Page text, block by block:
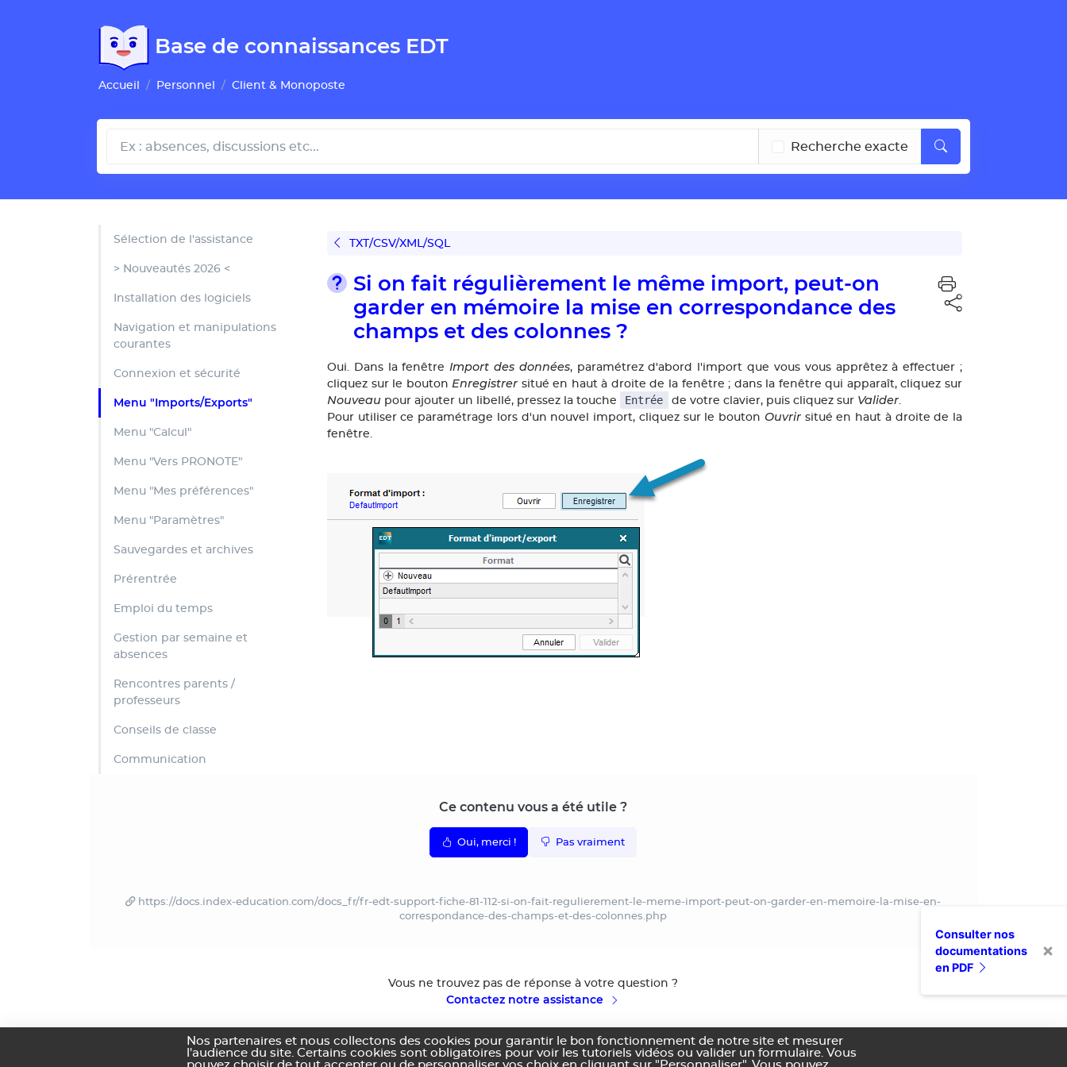
Base de connaissances EDT
Accueil Personnel Client & Monoposte
Recherche exacte
Sélection de l'assistance
> Nouveautés 2026 <
Installation des logiciels
Navigation et manipulations
courantes
Connexion et sécurité
Menu "Imports/Exports"
Menu "Calcul"
Menu "Vers PRONOTE"
Menu "Mes préférences"
Menu "Paramètres"
Sauvegardes et archives
Prérentrée
Emploi du temps
Gestion par semaine et
absences
Rencontres parents /
professeurs
Conseils de classe
Communication
TXT/CSV/XML/SQL
Si on fait régulièrement le même import, peut-on
garder en mémoire la mise en correspondance des
champs et des colonnes ?
Oui. Dans la fenêtreImport des données, paramétrez d'abord l'import que vous vous apprêtez à effectuer ;
cliquez sur le boutonEnregistrer situé en haut à droite de la fenêtre ; dans la fenêtre qui apparaît, cliquez sur
Nouveau pour ajouter un libellé, pressez la touche Entrée de votre clavier, puis cliquez sur Valider.
Pour utiliser ce paramétrage lors d'un nouvel import, cliquez sur le bouton Ouvrirsitué en haut à droite de la
fenêtre.
Ce contenu vous a été utile ?
Oui, merci ! Pas vraiment
https://docs.index-education.com/docs_fr/fr-edt-support-fiche-81-112-si-on-fait-regulierement-le-meme-import-peut-on-garder-en-memoire-la-mise-en-
correspondance-des-champs-et-des-colonnes.php
Vous ne trouvez pas de réponse à votre question ?
Contactez notre assistance
Consulter nos
documentations
en PDF
Nos partenaires et nous collectons des cookies pour garantir le bon fonctionnement de notre site et mesurer
l'audience du site. Certains cookies sont obligatoires pour voir les tutoriels vidéos ou valider un formulaire. Vous